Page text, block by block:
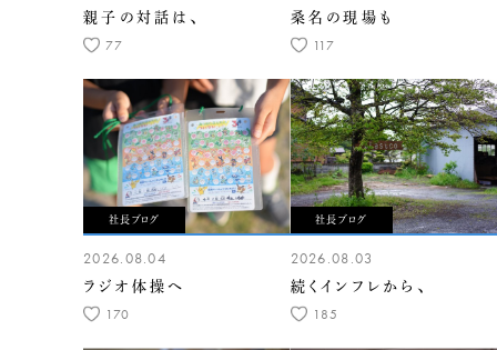
親子の対話は、
77
桑名の現場も
117
社長ブログ
2026.08.04
ラジオ体操へ
170
社長ブログ
2026.08.03
続くインフレから、
185